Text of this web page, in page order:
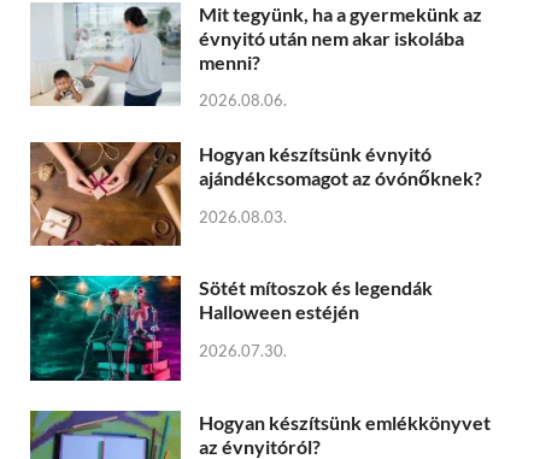
Mit tegyünk, ha a gyermekünk az
évnyitó után nem akar iskolába
menni?
2026.08.06.
Hogyan készítsünk évnyitó
ajándékcsomagot az óvónőknek?
2026.08.03.
Sötét mítoszok és legendák
Halloween estéjén
2026.07.30.
Hogyan készítsünk emlékkönyvet
az évnyitóról?